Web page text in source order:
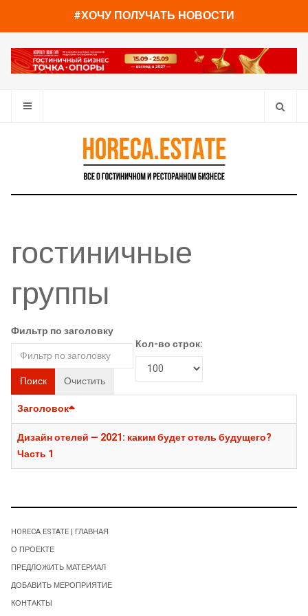
#ХОЧУ ПОЛУЧАТЬ НОВОСТИ
гостиничные
группы
Фильтр по заголовку
Поиск Очистить
Кол-во строк:
Заголовок
Дизайн отелей — 2021: каким будет отель будущего?
Часть 1
HORECA ESTATE | ГЛАВНАЯ
О ПРОЕКТЕ
ПРЕДЛОЖИТЬ МАТЕРИАЛ
ДОБАВИТЬ МЕРОПРИЯТИЕ
КОНТАКТЫ